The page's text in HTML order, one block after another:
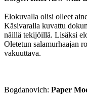
Elokuvalla olisi olleet
Käsivaralla kuvattu
näillä tekijöillä. Lisäksi
Oletetun salamurhaajan
vakuuttava.
Bogdanovich: Paper